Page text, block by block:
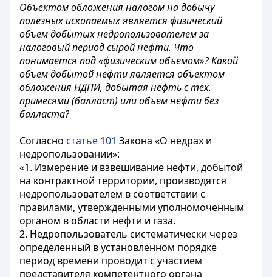
Объектом обложения налогом на добычу
полезных ископаемых является физический
объем добытых недропользователем за
налоговый период сырой нефти. Что
понимается под «физическим объемом»? Какой
объем добытой нефти является объектом
обложения НДПИ, добытая нефть с тех.
примесями (балласт) или объем нефти без
балласта?
Согласно статье 101 Закона «О недрах и
недропользовании»:
«1. Измерение и взвешивание нефти, добытой
на контрактной территории, производятся
недропользователем в соответствии с
правилами, утвержденными уполномоченным
органом в области нефти и газа.
2. Недропользователь систематически через
определенный в установленном порядке
период времени проводит с участием
представителя компетентного органа